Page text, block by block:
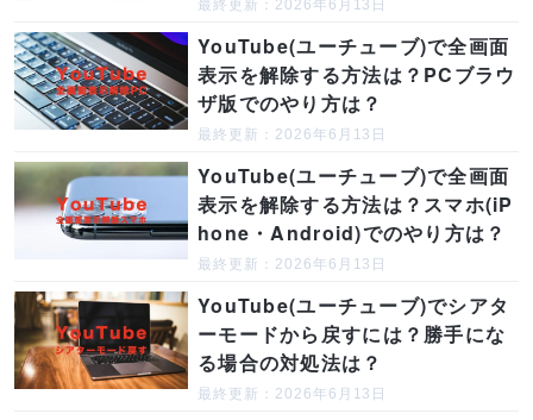
最終更新：2026年6月13日
YouTube(ユーチューブ)で全画面
表示を解除する方法は？PCブラウ
ザ版でのやり方は？
最終更新：2026年6月13日
YouTube(ユーチューブ)で全画面
表示を解除する方法は？スマホ(iP
hone・Android)でのやり方は？
最終更新：2026年6月13日
YouTube(ユーチューブ)でシアタ
ーモードから戻すには？勝手にな
る場合の対処法は？
最終更新：2026年6月13日